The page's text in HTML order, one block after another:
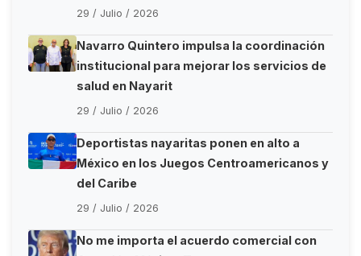
29 / Julio / 2026
Navarro Quintero impulsa la coordinación
institucional para mejorar los servicios de
salud en Nayarit
29 / Julio / 2026
Deportistas nayaritas ponen en alto a
México en los Juegos Centroamericanos y
del Caribe
29 / Julio / 2026
No me importa el acuerdo comercial con